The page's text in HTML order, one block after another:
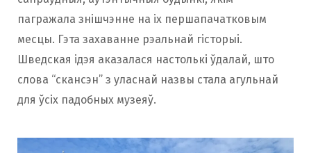
пагражала знішчэнне на іх першапачатковым
месцы. Гэта захаванне рэальнай гісторыі.
Шведская ідэя аказалася настолькі ўдалай, што
слова “скансэн” з уласнай назвы стала агульнай
для ўсіх падобных музеяў.